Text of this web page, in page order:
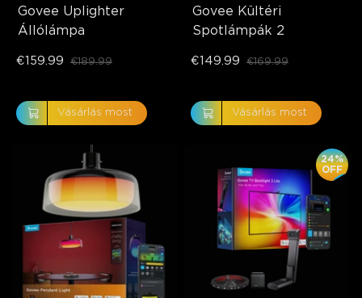
Govee Uplighter
Állólámpa
€159.99 €189.99
Vásárlás most
Govee Kültéri
Spotlámpák 2
€149.99 €169.99
Vásárlás most
24%
OFF